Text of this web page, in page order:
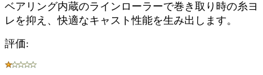
ベアリング内蔵のラインローラーで巻き取り時の糸ヨ
レを抑え、快適なキャスト性能を生み出します。
評価: